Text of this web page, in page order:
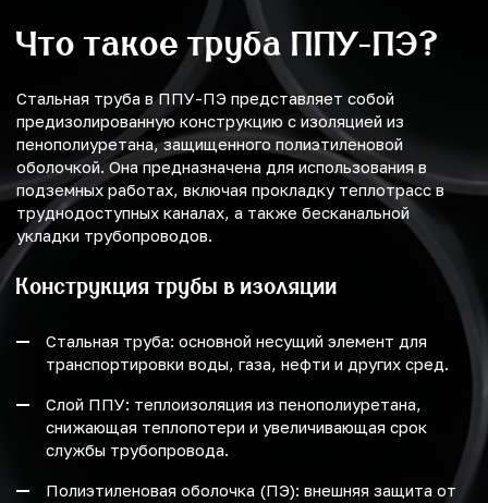
Что такое труба ППУ-ПЭ?
Стальная труба в ППУ-ПЭ представляет собой
предизолированную конструкцию с изоляцией из
пенополиуретана, защищенного полиэтиленовой
оболочкой. Она предназначена для использования в
подземных работах, включая прокладку теплотрасс в
труднодоступных каналах, а также бесканальной
укладки трубопроводов.
Конструкция трубы в изоляции
Стальная труба: основной несущий элемент для
транспортировки воды, газа, нефти и других сред.
Слой ППУ: теплоизоляция из пенополиуретана,
снижающая теплопотери и увеличивающая срок
службы трубопровода.
Полиэтиленовая оболочка (ПЭ): внешняя защита от